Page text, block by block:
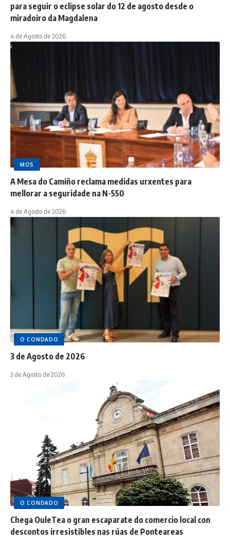
para seguir o eclipse solar do 12 de agosto desde o
miradoiro da Magdalena
4 de Agosto de 2026
MOS
A Mesa do Camiño reclama medidas urxentes para
mellorar a seguridade na N-550
4 de Agosto de 2026
O CONDADO
3 de Agosto de 2026
3 de Agosto de 2026
O CONDADO
Chega OuleTea o gran escaparate do comercio local con
descontos irresistibles nas rúas de Ponteareas